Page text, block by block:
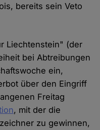
bereits sein Veto
Liechtenstein" (der
bei Abtreibungen
ein,
über den Eingriff
Freitag
, mit der die
zu gewinnen,